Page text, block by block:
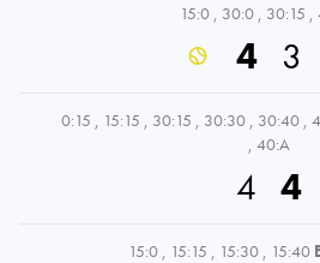
15:0 , 30:0 , 30:15 ,
4 3
0:15 , 15:15 , 30:15 , 30:30 , 30:40 ,
, 40:A
4 4
15:0 , 15:15 , 15:30 , 15:40